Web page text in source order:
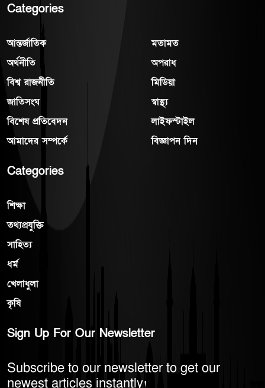
Categories
আন্তর্জাতিক
অর্থনীতি
বিশ্ব রাজনীতি
জাতিসংঘ
বিশেষ প্রতিবেদন
আমাদের সম্পর্কে
মতামত
অপরাধ
মিডিয়া
স্বাস্থ্য
লাইফস্টাইল
বিজ্ঞাপন দিন
Categories
শিক্ষা
তথ্যপ্রযুক্তি
সাহিত্য
ধর্ম
খেলাধুলা
কৃষি
Sign Up For Our Newsletter
Subscribe to our newsletter to get our
newest articles instantly!